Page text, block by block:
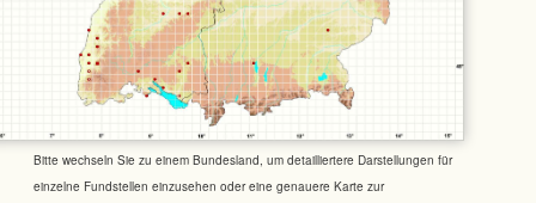
Bitte wechseln Sie zu einem Bundesland, um detailliertere Darstellungen für
einzelne Fundstellen einzusehen oder eine genauere Karte zur